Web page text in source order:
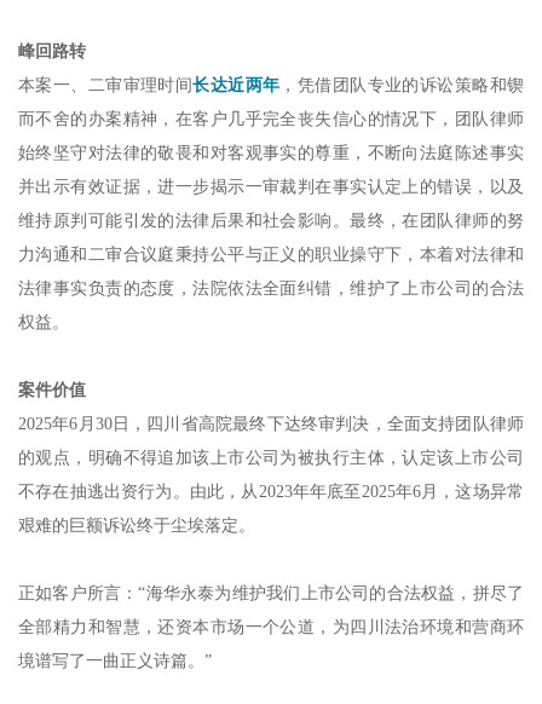
峰回路转
本案一、二审审理时间长达近两年 ，凭借团队专业的诉讼策略和锲
而不舍的办案精神，在客户几乎完全丧失信心的情况下，团队律师
始终坚守对法律的敬畏和对客观事实的尊重，不断向法庭陈述事实
并出示有效证据，进一步揭示一审裁判在事实认定上的错误，以及
维持原判可能引发的法律后果和社会影响。最终，在团队律师的努
力沟通和二审合议庭秉持公平与正义的职业操守下，本着对法律和
法律事实负责的态度，法院依法全面纠错，维护了上市公司的合法
权益。
案件价值
2025年6月30日，四川省高院最终下达终审判决，全面支持团队律师
的观点，明确不得追加该上市公司为被执行主体，认定该上市公司
不存在抽逃出资行为。由此，从2023年年底至2025年6月，这场异常
艰难的巨额诉讼终于尘埃落定。
正如客户所言：“海华永泰为维护我们上市公司的合法权益，拼尽了
全部精力和智慧，还资本市场一个公道，为四川法治环境和营商环
境谱写了一曲正义诗篇。”